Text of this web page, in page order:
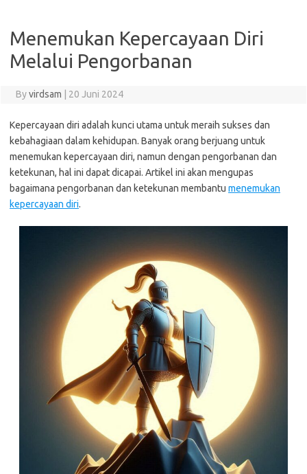
Menemukan Kepercayaan Diri
Melalui Pengorbanan
Byvirdsam 20 Juni 2024
Kepercayaan diri adalah kunci utama untuk meraih sukses dan
kebahagiaan dalam kehidupan. Banyak orang berjuang untuk
menemukan kepercayaan diri, namun dengan pengorbanan dan
ketekunan, hal ini dapat dicapai. Artikel ini akan mengupas
bagaimana pengorbanan dan ketekunan membantu menemukan
kepercayaan diri.